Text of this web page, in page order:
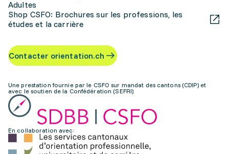
Adultes
Shop CSFO: Brochures sur les professions, les
études et la carrière
Contacter orientation.ch
Une prestation fournie par le CSFO sur mandat des cantons (CDIP) et
avec le soutien de la Confédération (SEFRI)
En collaboration avec: